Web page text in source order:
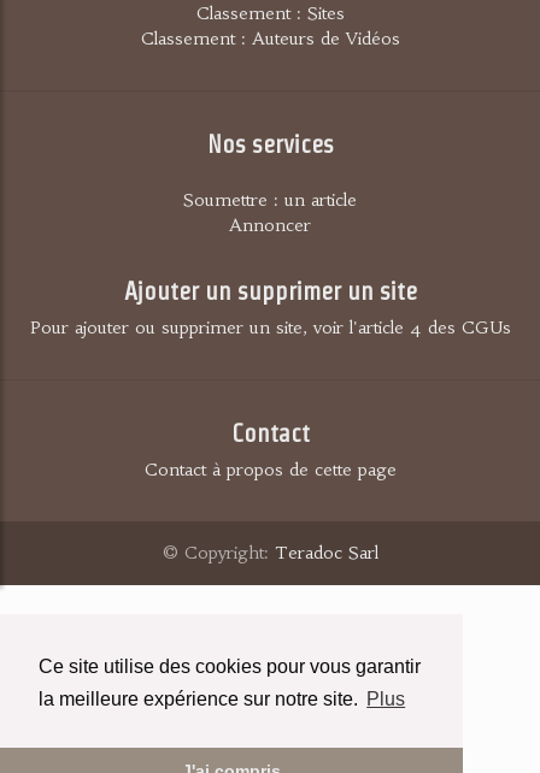
Ce site utilise des cookies pour vous garantir
la meilleure expérience sur notre site. Plus
Classement : Sites
Classement : Auteurs de Vidéos
Nos services
Soumettre : un article
Annoncer
Ajouter un supprimer un site
Pour ajouter ou supprimer un site, voir l'article 4 des CGUs
Contact
Contact à propos de cette page
© Copyright: Teradoc Sarl